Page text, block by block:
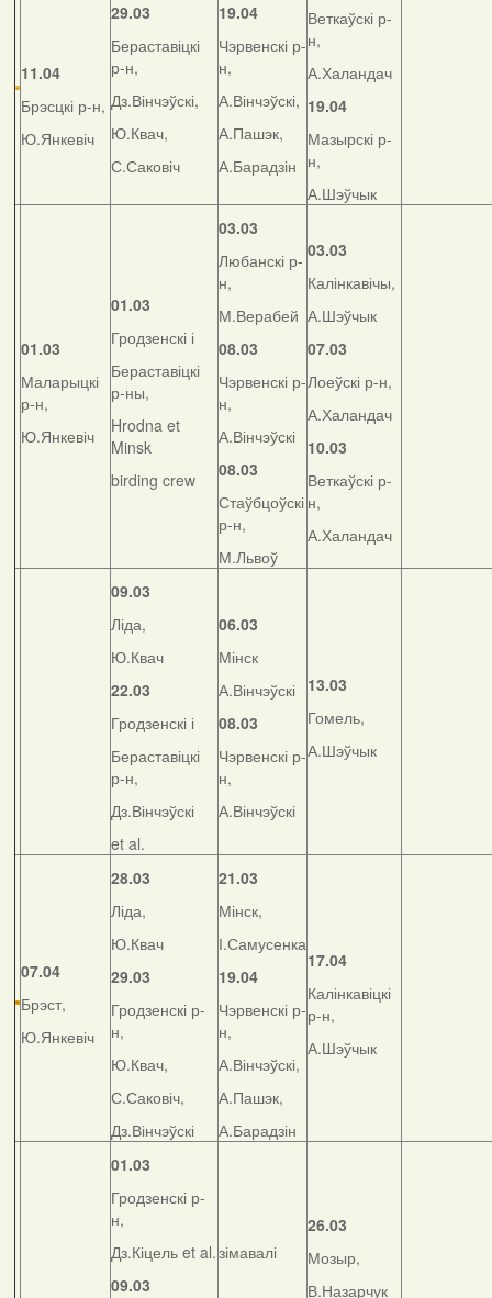
11.04
Брэсцкі р-н,
Ю.Янкевіч
29.03
Бераставіцкі
р-н,
Дз.Вінчэўскі,
Ю.Квач,
С.Саковіч
19.04
Чэрвенскі р-
н,
А.Вінчэўскі,
А.Пашэк,
А.Барадзін
Веткаўскі р-
н,
А.Халандач
19.04
Мазырскі р-
н,
А.Шэўчык
01.03
Маларыцкі
р-н,
Ю.Янкевіч
01.03
Гродзенскі і
Бераставіцкі
р-ны,
Hrodna et
Minsk
birding crew
03.03
Любанскі р-
н,
М.Верабей
08.03
Чэрвенскі р-
н,
А.Вінчэўскі
08.03
Стаўбцоўскі
р-н,
М.Львоў
03.03
Калінкавічы,
А.Шэўчык
07.03
Лоеўскі р-н,
А.Халандач
10.03
Веткаўскі р-
н,
А.Халандач
09.03
Ліда,
Ю.Квач
22.03
Гродзенскі і
Бераставіцкі
р-н,
Дз.Вінчэўскі
et al.
06.03
Мінск
А.Вінчэўскі
08.03
Чэрвенскі р-
н,
А.Вінчэўскі
13.03
Гомель,
А.Шэўчык
07.04
Брэст,
Ю.Янкевіч
28.03
Ліда,
Ю.Квач
29.03
Гродзенскі р-
н,
Ю.Квач,
С.Саковіч,
Дз.Вінчэўскі
21.03
Мінск,
І.Самусенка
19.04
Чэрвенскі р-
н,
А.Вінчэўскі,
А.Пашэк,
А.Барадзін
17.04
Калінкавіцкі
р-н,
А.Шэўчык
01.03
Гродзенскі р-
н,
Дз.Кіцель et al.
09.03
зімавалі
26.03
Мозыр,
В.Назарчук